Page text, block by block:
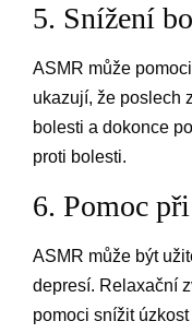
5. Snížení
ASMR může
ukazují, že poslech
bolesti a dokonce
proti bolesti.
6. Pomoc
ASMR může být
depresí. Relaxační
pomoci snížit